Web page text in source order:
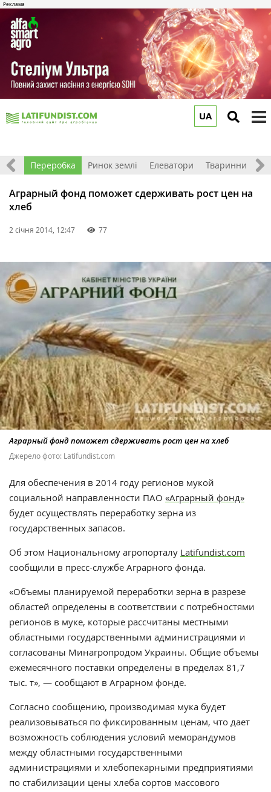
UA
Переробка Ринок землі Елеватори Тваринництво
Аграрный фонд поможет сдерживать рост цен на
хлеб
2 січня 2014, 12:47 77
Аграрный фонд поможет сдерживать рост цен на хлеб
Джерело фото: Latifundist.com
Для обеспечения в 2014 году регионов мукой
социальной направленности ПАО «Аграрный фонд»
будет осуществлять переработку зерна из
государственных запасов.
Об этом Национальному агропорталу Latifundist.com
сообщили в пресс-службе Аграрного фонда.
«Объемы планируемой переработки зерна в разрезе
областей определены в соответствии с потребностями
регионов в муке, которые рассчитаны местными
областными государственными администрациями и
согласованы Минагропродом Украины. Общие объемы
ежемесячного поставки определены в пределах 81,7
тыс. т», — сообщают в Аграрном фонде.
Согласно сообщению, производимая мука будет
реализовываться по фиксированным ценам, что дает
возможность соблюдения условий меморандумов
между областными государственными
администрациями и хлебопекарными предприятиями
по стабилизации цены хлеба сортов массового